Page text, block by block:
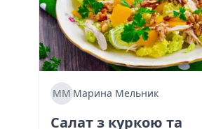
ММ Марина Мельник
Салат з куркою та